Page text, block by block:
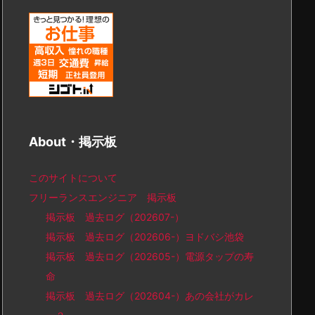
About・掲示板
このサイトについて
フリーランスエンジニア 掲示板
掲示板 過去ログ（202607-）
掲示板 過去ログ（202606-）ヨドバシ池袋
掲示板 過去ログ（202605-）電源タップの寿
命
掲示板 過去ログ（202604-）あの会社がカレ